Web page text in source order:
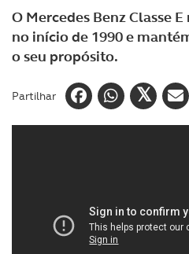
O Mercedes Benz Classe
no início de 1990 e
o seu propósito.
Partilhar